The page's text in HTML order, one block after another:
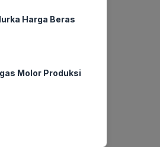
Harga Beras
Molor Produksi